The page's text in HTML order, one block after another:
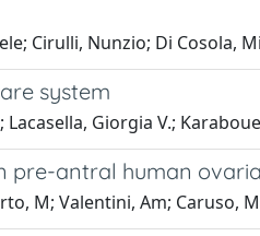
Cirulli, Nunzio; Di Cosola,
system
Giorgia V.;
pre-antral human
M; Valentini, Am; Caruso,